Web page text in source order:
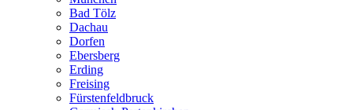
Bad Tölz
Dachau
Dorfen
Ebersberg
Erding
Freising
Fürstenfeldbruck